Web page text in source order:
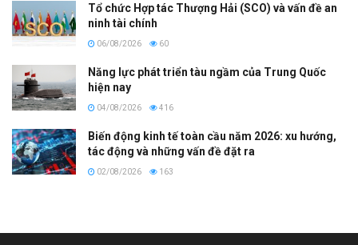
Tổ chức Hợp tác Thượng Hải (SCO) và vấn đề an
ninh tài chính
06/08/2026 60
Năng lực phát triển tàu ngầm của Trung Quốc
hiện nay
04/08/2026 416
Biến động kinh tế toàn cầu năm 2026: xu hướng,
tác động và những vấn đề đặt ra
02/08/2026 163